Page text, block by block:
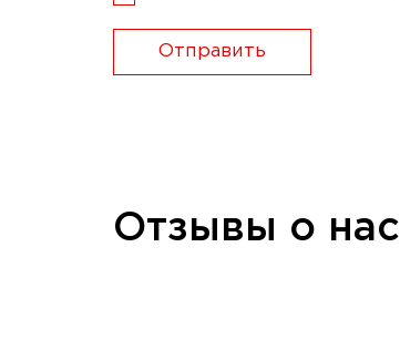
Отправить
Отзывы о нас